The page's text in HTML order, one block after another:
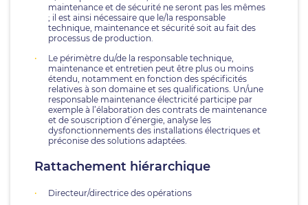
maintenance et de sécurité ne seront pas les mêmes
; il est ainsi nécessaire que le/la responsable
technique, maintenance et sécurité soit au fait des
processus de production.
Le périmètre du/de la responsable technique,
maintenance et entretien peut être plus ou moins
étendu, notamment en fonction des spécificités
relatives à son domaine et ses qualifications. Un/une
responsable maintenance électricité participe par
exemple à l’élaboration des contrats de maintenance
et de souscription d’énergie, analyse les
dysfonctionnements des installations électriques et
préconise des solutions adaptées.
Rattachement hiérarchique
Directeur/directrice des opérations